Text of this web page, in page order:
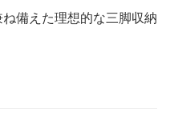
備えた理想的な三脚収納